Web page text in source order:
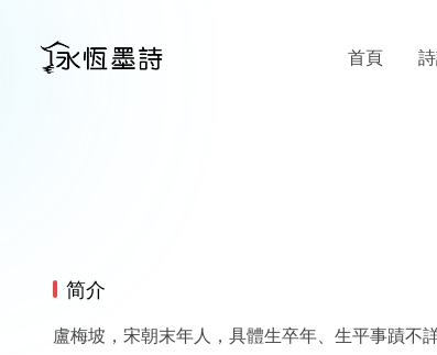
首頁
简介
盧梅坡，宋朝末年人，具體生卒年、生平事蹟不